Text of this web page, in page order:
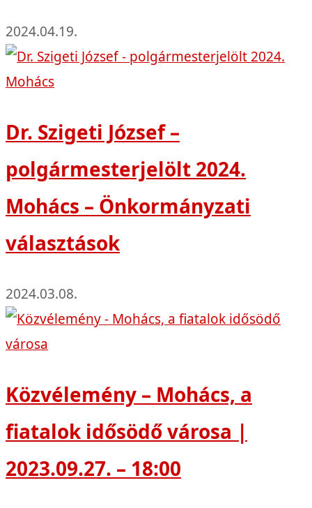
2024.04.19.
Dr. Szigeti József –
polgármesterjelölt 2024.
Mohács – Önkormányzati
választások
2024.03.08.
Közvélemény – Mohács, a
fiatalok idősödő városa |
2023.09.27. – 18:00